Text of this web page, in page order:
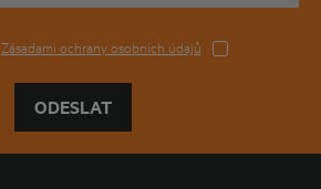
Zásadami ochrany osobních údajů
ODESLAT